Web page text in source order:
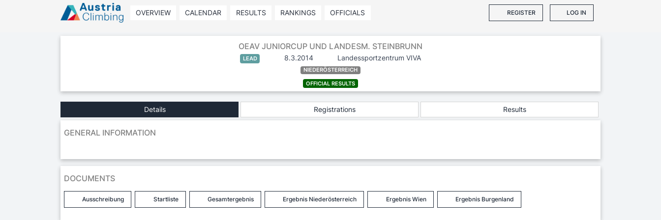
OVERVIEW CALENDAR RESULTS RANKINGS OFFICIALS REGISTER LOG IN
OEAV JUNIORCUP UND LANDESM. STEINBRUNN
LEAD 8.3.2014 Landessportzentrum VIVA
NIEDERÖSTERREICH
OFFICIAL RESULTS
Details Registrations Results
GENERAL INFORMATION
DOCUMENTS
Ausschreibung Startliste Gesamtergebnis Ergebnis Niederösterreich Ergebnis Wien Ergebnis Burgenland